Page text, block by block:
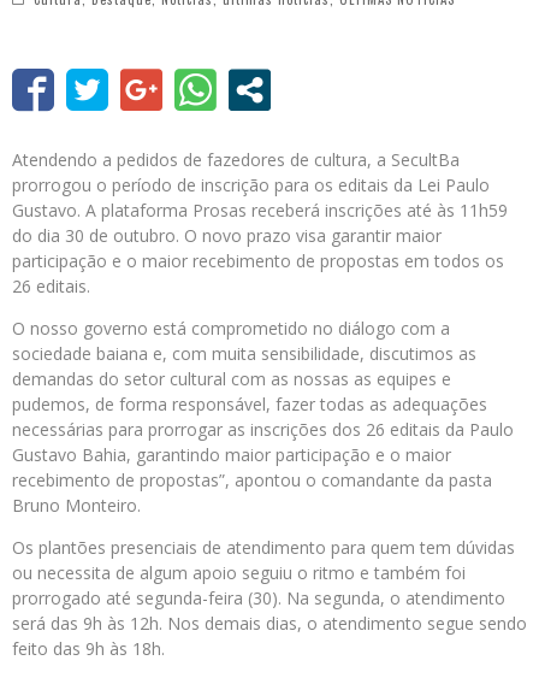
Atendendo a pedidos de fazedores de cultura, a SecultBa
prorrogou o período de inscrição para os editais da Lei Paulo
Gustavo. A plataforma Prosas receberá inscrições até às 11h59
do dia 30 de outubro. O novo prazo visa garantir maior
participação e o maior recebimento de propostas em todos os
26 editais.
O nosso governo está comprometido no diálogo com a
sociedade baiana e, com muita sensibilidade, discutimos as
demandas do setor cultural com as nossas as equipes e
pudemos, de forma responsável, fazer todas as adequações
necessárias para prorrogar as inscrições dos 26 editais da Paulo
Gustavo Bahia, garantindo maior participação e o maior
recebimento de propostas”, apontou o comandante da pasta
Bruno Monteiro.
Os plantões presenciais de atendimento para quem tem dúvidas
ou necessita de algum apoio seguiu o ritmo e também foi
prorrogado até segunda-feira (30). Na segunda, o atendimento
será das 9h às 12h. Nos demais dias, o atendimento segue sendo
feito das 9h às 18h.